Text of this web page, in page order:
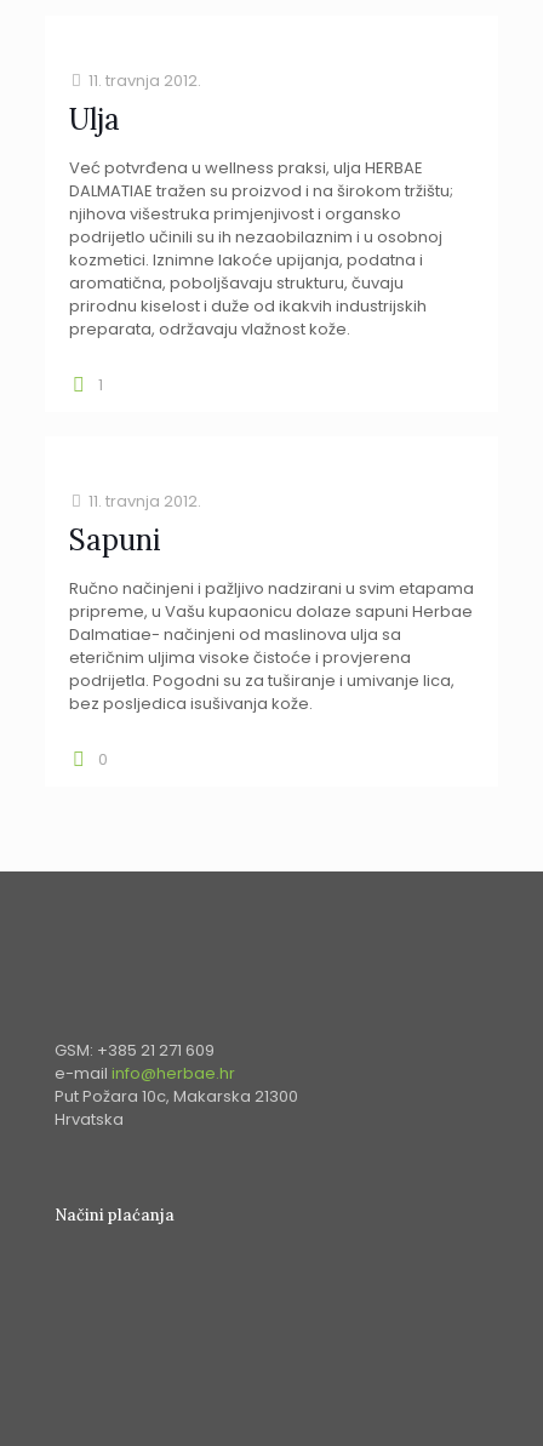
11. travnja 2012.
Ulja
Već potvrđena u wellness praksi, ulja HERBAE
DALMATIAE tražen su proizvod i na širokom tržištu;
njihova višestruka primjenjivost i organsko
podrijetlo učinili su ih nezaobilaznim i u osobnoj
kozmetici. Iznimne lakoće upijanja, podatna i
aromatična, poboljšavaju strukturu, čuvaju
prirodnu kiselost i duže od ikakvih industrijskih
preparata, održavaju vlažnost kože.
1
11. travnja 2012.
Sapuni
Ručno načinjeni i pažljivo nadzirani u svim etapama
pripreme, u Vašu kupaonicu dolaze sapuni Herbae
Dalmatiae- načinjeni od maslinova ulja sa
eteričnim uljima visoke čistoće i provjerena
podrijetla. Pogodni su za tuširanje i umivanje lica,
bez posljedica isušivanja kože.
0
GSM: +385 21 271 609
e-mail info@herbae.hr
Put Požara 10c, Makarska 21300
Hrvatska
Načini plaćanja